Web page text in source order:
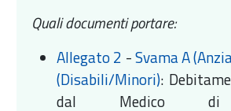
Quali documenti portare:
Allegato 2 -Svama A
(Disabili/Minori):
dal Medico di